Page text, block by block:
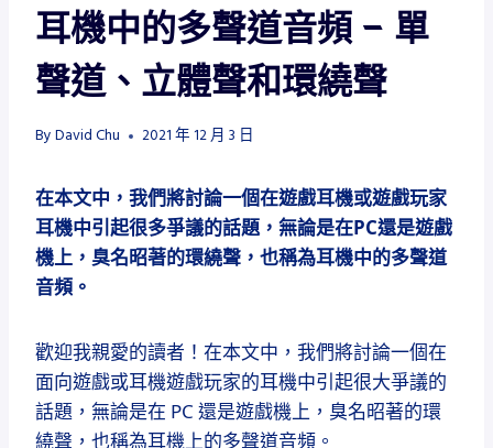
耳機中的多聲道音頻 – 單
聲道、立體聲和環繞聲
By David Chu 2021 年 12 月 3 日
在本文中，我們將討論一個在遊戲耳機或遊戲玩家
耳機中引起很多爭議的話題，無論是在PC還是遊戲
機上，臭名昭著的環繞聲，也稱為耳機中的多聲道
音頻。
歡迎我親愛的讀者！ 在本文中，我們將討論一個在
面向遊戲或耳機遊戲玩家的耳機中引起很大爭議的
話題，無論是在 PC 還是遊戲機上，臭名昭著的環
繞聲，也稱為耳機上的多聲道音頻。